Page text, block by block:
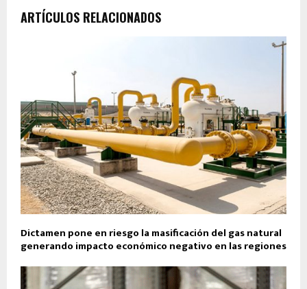
ARTÍCULOS RELACIONADOS
Dictamen pone en riesgo la masificación del gas natural
generando impacto económico negativo en las regiones